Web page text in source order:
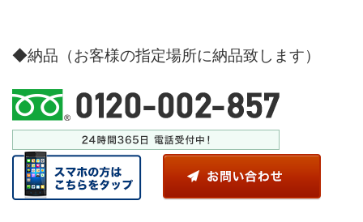
◆納品（お客様の指定場所に納品致します）